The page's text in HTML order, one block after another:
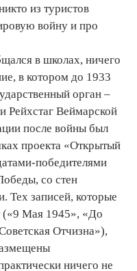
из туристов
войну и про
в школах, ничего
в котором до 1933
орган –
Рейхстаг Веймарской
после войны был
проекта «Открытый
победителями
со стен
Тех записей, которые
(«9 Мая 1945», «До
Отчизна»),
ничего не